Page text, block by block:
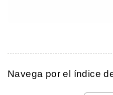
Navega por el índice